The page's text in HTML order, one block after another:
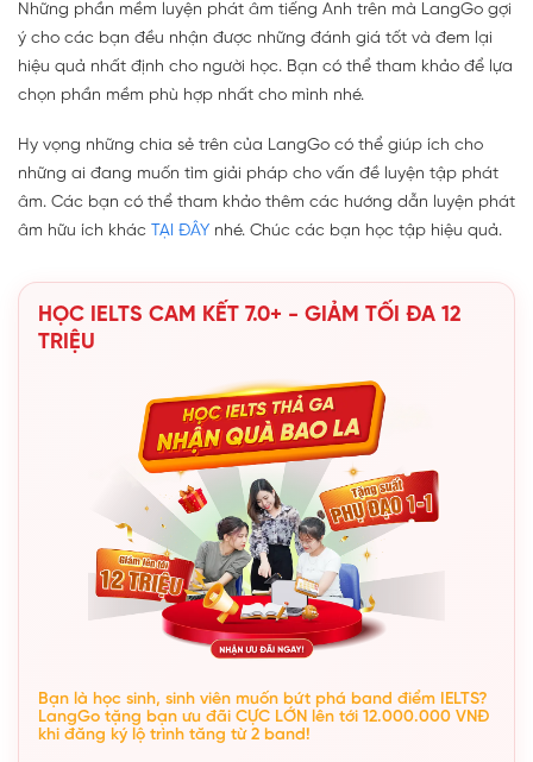
Những phần mềm luyện phát âm tiếng Anh trên mà LangGo gợi
ý cho các bạn đều nhận được những đánh giá tốt và đem lại
hiệu quả nhất định cho người học. Bạn có thể tham khảo để lựa
chọn phần mềm phù hợp nhất cho mình nhé.
Hy vọng những chia sẻ trên của LangGo có thể giúp ích cho
những ai đang muốn tìm giải pháp cho vấn đề luyện tập phát
âm. Các bạn có thể tham khảo thêm các hướng dẫn luyện phát
âm hữu ích khác TẠI ĐÂY nhé. Chúc các bạn học tập hiệu quả.
HỌC IELTS CAM KẾT 7.0+ - GIẢM TỐI ĐA 12
TRIỆU
Bạn là học sinh, sinh viên muốn bứt phá band điểm IELTS?
LangGo tặng bạn ưu đãi CỰC LỚN lên tới 12.000.000 VNĐ
khi đăng ký lộ trình tăng từ 2 band!